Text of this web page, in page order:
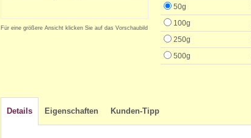
Für eine größere Ansicht klicken Sie auf das Vorschaubild
50g
100g
250g
500g
Details Eigenschaften Kunden-Tipp